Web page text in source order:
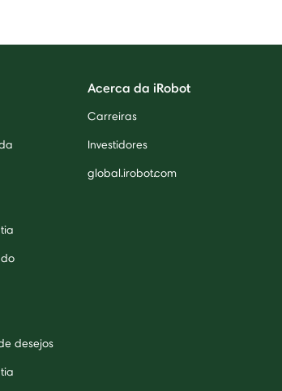
desejos
Acerca da iRobot
Carreiras
Investidores
global.irobot.com